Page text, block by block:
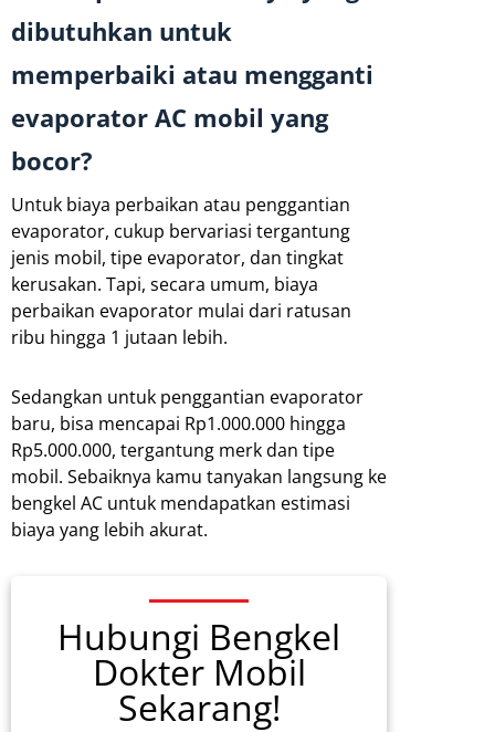
dibutuhkan untuk
memperbaiki atau mengganti
evaporator AC mobil yang
bocor?
Untuk biaya perbaikan atau penggantian
evaporator, cukup bervariasi tergantung
jenis mobil, tipe evaporator, dan tingkat
kerusakan. Tapi, secara umum, biaya
perbaikan evaporator mulai dari ratusan
ribu hingga 1 jutaan lebih.
Sedangkan untuk penggantian evaporator
baru, bisa mencapai Rp1.000.000 hingga
Rp5.000.000, tergantung merk dan tipe
mobil. Sebaiknya kamu tanyakan langsung ke
bengkel AC untuk mendapatkan estimasi
biaya yang lebih akurat.
Hubungi Bengkel
Dokter Mobil
Sekarang!